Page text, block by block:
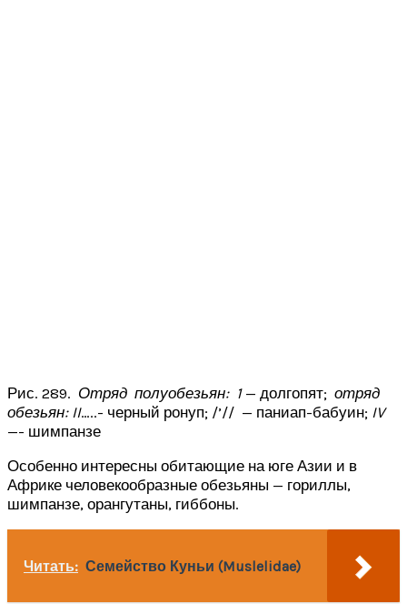
Рис. 289. Отряд полуобезьян: 1— долгопят; отряд
обезьян: II…..- черный ронуп; /’// — паниап-бабуин; IV
—- шимпанзе
Особенно интересны обитающие на юге Азии и в
Африке человекообразные обезьяны — гориллы,
шимпанзе, орангутаны, гиббоны.
Читать: Семейство Куньи (Muslelidae)